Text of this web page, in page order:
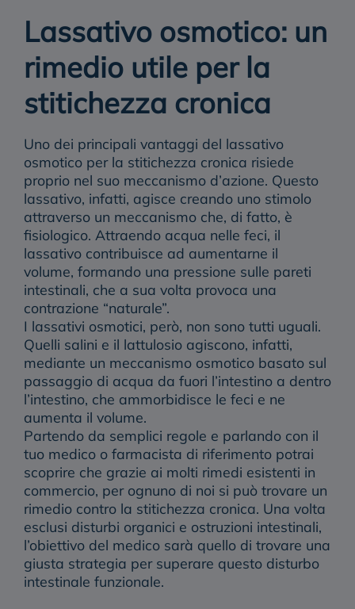
Lassativo osmotico: un
rimedio utile per la
stitichezza cronica
Uno dei principali vantaggi del lassativo
osmotico per la stitichezza cronica risiede
proprio nel suo meccanismo d’azione. Questo
lassativo, infatti, agisce creando uno stimolo
attraverso un meccanismo che, di fatto, è
fisiologico. Attraendo acqua nelle feci, il
lassativo contribuisce ad aumentarne il
volume, formando una pressione sulle pareti
intestinali, che a sua volta provoca una
contrazione “naturale”.
I lassativi osmotici, però, non sono tutti uguali.
Quelli salini e il lattulosio agiscono, infatti,
mediante un meccanismo osmotico basato sul
passaggio di acqua da fuori l’intestino a dentro
l’intestino, che ammorbidisce le feci e ne
aumenta il volume.
Partendo da semplici regole e parlando con il
tuo medico o farmacista di riferimento potrai
scoprire che grazie ai molti rimedi esistenti in
commercio, per ognuno di noi si può trovare un
rimedio contro la stitichezza cronica. Una volta
esclusi disturbi organici e ostruzioni intestinali,
l’obiettivo del medico sarà quello di trovare una
giusta strategia per superare questo disturbo
intestinale funzionale.